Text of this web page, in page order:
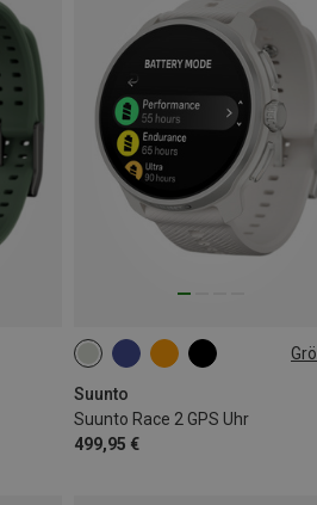
Suunto
Suunto Race 2 GPS Uhr
499,95 €
49MM